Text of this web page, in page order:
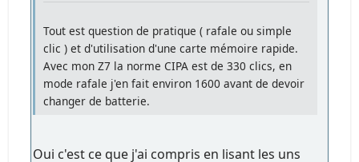
Tout est question de pratique ( rafale ou simple
clic ) et d'utilisation d'une carte mémoire rapide.
Avec mon Z7 la norme CIPA est de 330 clics, en
mode rafale j'en fait environ 1600 avant de devoir
changer de batterie.
Oui c'est ce que j'ai compris en lisant les uns